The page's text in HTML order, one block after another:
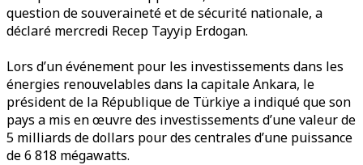
question de souveraineté et de sécurité nationale, a
déclaré mercredi Recep Tayyip Erdogan.
Lors d’un événement pour les investissements dans les
énergies renouvelables dans la capitale Ankara, le
président de la République de Türkiye a indiqué que son
pays a mis en œuvre des investissements d’une valeur de
5 milliards de dollars pour des centrales d’une puissance
de 6 818 mégawatts.